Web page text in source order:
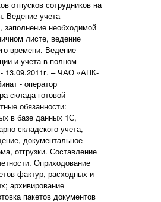
отпусков сотрудников на
Ведение учета
заполнение необходимой
листе, ведение
времени. Ведение
и учета в полном
13.09.2011г. – ЧАО «АПК-
- оператор
склада готовой
обязанности:
в базе данных 1С,
складского учета,
документальное
отгрузки. Составление
Оприходование
фактур, расходных и
архивирование
пакетов документов